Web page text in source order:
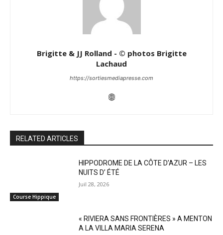
Brigitte & JJ Rolland - © photos Brigitte
Lachaud
https://sortiesmediapresse.com
RELATED ARTICLES
Course Hippique
HIPPODROME DE LA CÔTE D’AZUR – LES
NUITS D’ ÉTÉ
Juil 28, 2026
« RIVIERA SANS FRONTIÈRES » A MENTON
A LA VILLA MARIA SERENA